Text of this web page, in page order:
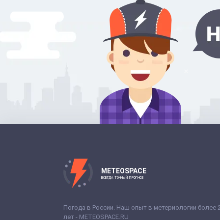
METEOSPACE
ВСЕГДА ТОЧНЫЙ ПРОГНОЗ
Погода в России. Наш опыт в метериологии более
лет - METEOSPACE.RU